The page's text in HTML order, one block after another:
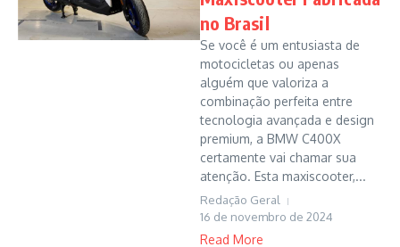
no Brasil
Se você é um entusiasta de
motocicletas ou apenas
alguém que valoriza a
combinação perfeita entre
tecnologia avançada e design
premium, a BMW C400X
certamente vai chamar sua
atenção. Esta maxiscooter,...
Redação Geral
16 de novembro de 2024
Read More